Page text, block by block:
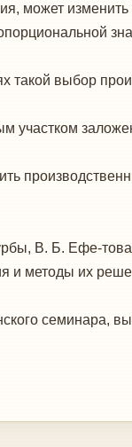
может
выбор
участком
В. Б. Ефе-
и методы их
семинара,